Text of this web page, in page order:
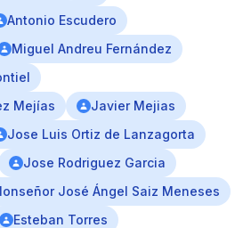
Antonio Escudero
Miguel Andreu Fernández
Mejías
Javier Mejias
Jose Luis Ortiz de Lanzagorta
Jose Rodriguez Garcia
José Ángel Saiz Meneses
Esteban Torres